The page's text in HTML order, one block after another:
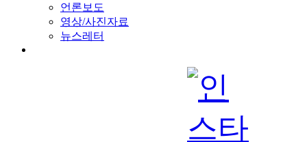
언론보도
영상/사진자료
뉴스레터